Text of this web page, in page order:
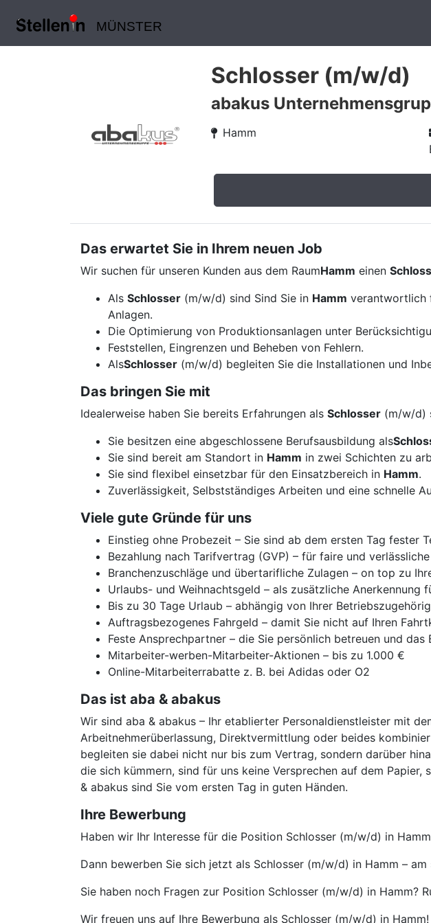
MÜNSTER
Schlosser (m/w/d)
abakus
Hamm
Das erwartet Sie in Ihrem neuen Job
Wir suchen für unseren Kunden aus dem RaumHamm einen
Als Schlosser (m/w/d) sind Sind Sie in Hamm verantwortlich
Anlagen.
Die Optimierung von Produktionsanlagen unter
Feststellen, Eingrenzen und Beheben von Fehlern.
AlsSchlosser (m/w/d) begleiten Sie die Installationen und
Das bringen Sie mit
Idealerweise haben Sie bereits Erfahrungen als Schlosser (m/w/d)
Sie besitzen eine abgeschlossene Berufsausbildung als
Sie sind bereit am Standort in Hamm in zwei Schichten zu
Sie sind flexibel einsetzbar für den Einsatzbereich in Hamm.
Zuverlässigkeit, Selbstständiges Arbeiten und eine schnelle
Viele gute Gründe für uns
Einstieg ohne Probezeit – Sie sind ab dem ersten Tag fester
Bezahlung nach Tarifvertrag (GVP) – für faire und
Branchenzuschläge und übertarifliche Zulagen – on top zu
Urlaubs- und Weihnachtsgeld – als zusätzliche Anerkennung
Bis zu 30 Tage Urlaub – abhängig von Ihrer
Auftragsbezogenes Fahrgeld – damit Sie nicht auf Ihren
Feste Ansprechpartner – die Sie persönlich betreuen und das
Mitarbeiter-werben-Mitarbeiter-Aktionen – bis zu 1.000 €
Online-Mitarbeiterrabatte z. B. bei Adidas oder O2
Das ist aba & abakus
Wir sind aba & abakus – Ihr etablierter Personaldienstleister mit
Arbeitnehmerüberlassung, Direktvermittlung oder beides
begleiten sie dabei nicht nur bis zum Vertrag, sondern darüber
die sich kümmern, sind für uns keine Versprechen auf dem
& abakus sind Sie vom ersten Tag in guten Händen.
Ihre Bewerbung
Haben wir Ihr Interesse für die Position Schlosser (m/w/d) in
Dann bewerben Sie sich jetzt als Schlosser (m/w/d) in Hamm –
Sie haben noch Fragen zur Position Schlosser (m/w/d) in Hamm?
Wir freuen uns auf Ihre Bewerbung als Schlosser (m/w/d) in Hamm!